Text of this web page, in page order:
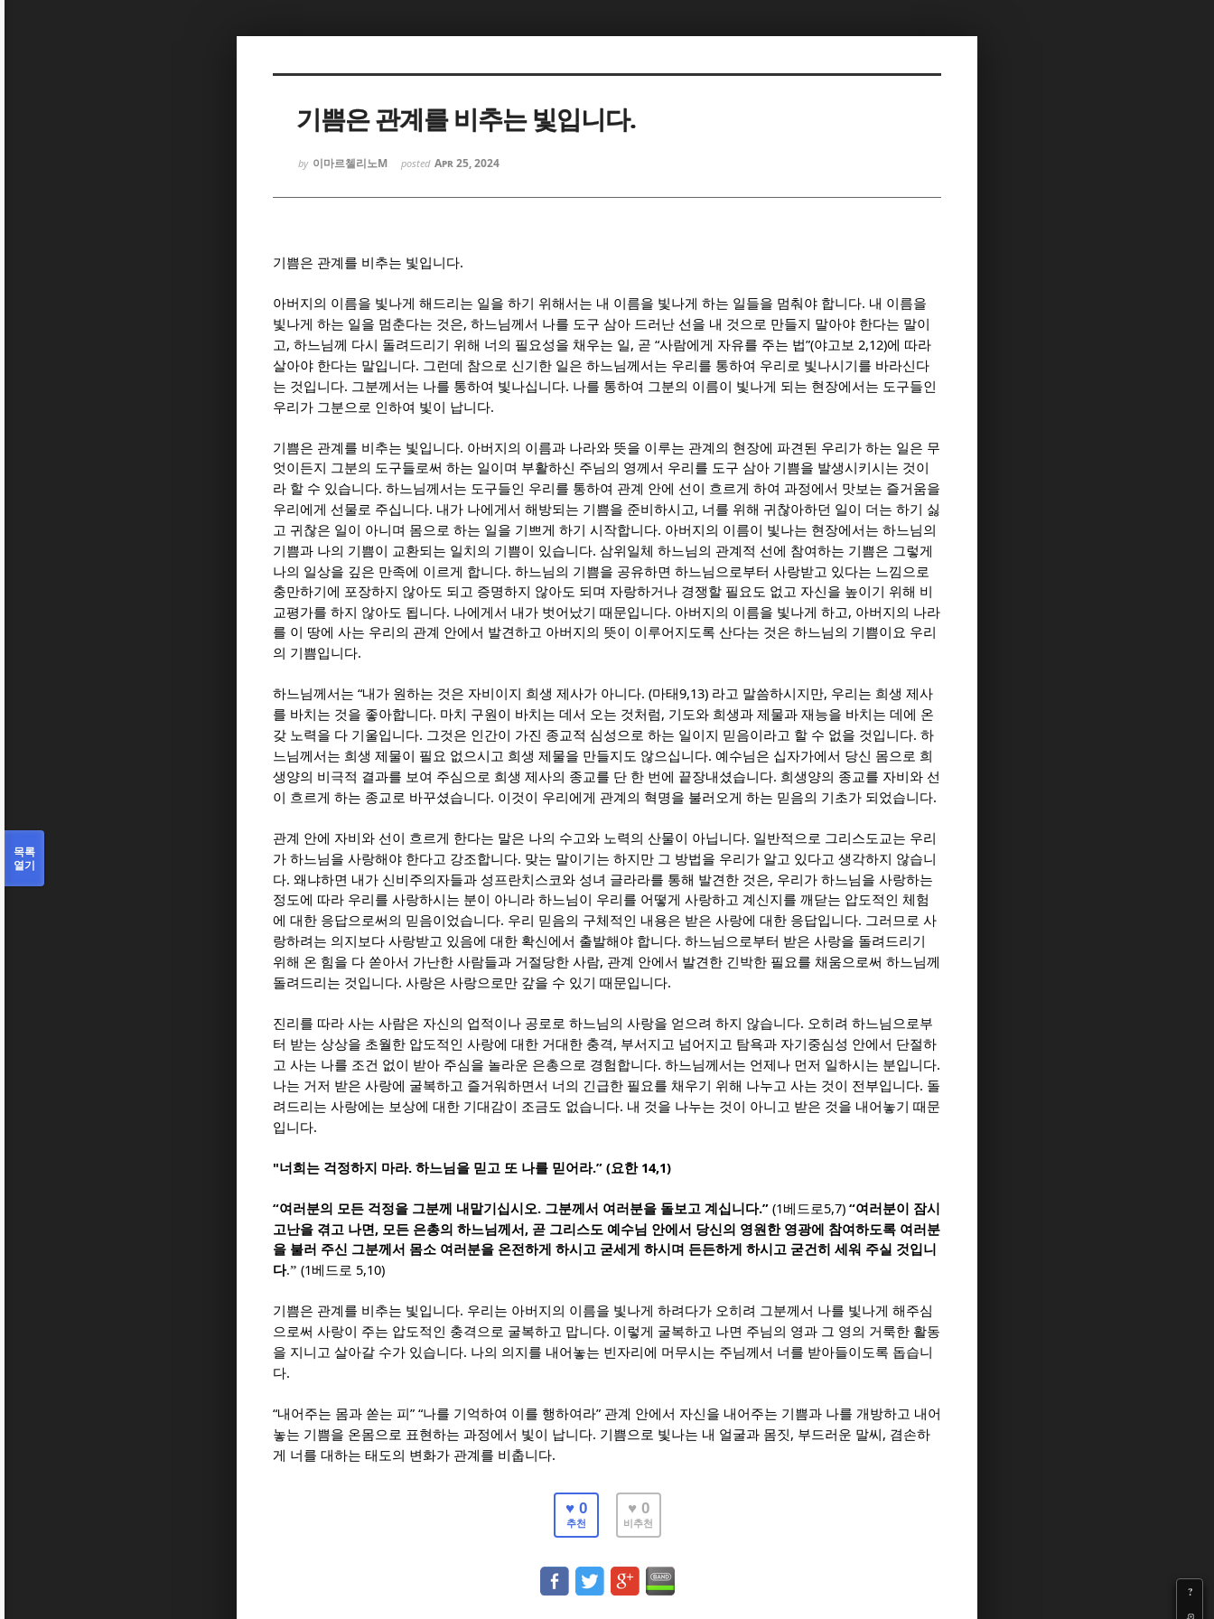
기쁨은 관계를 비추는 빛입니다.
by 이마르첼리노M posted Apr 25, 2024
?
기쁨은 관계를 비추는 빛입니다.
아버지의 이름을 빛나게 해드리는 일을 하기 위해서는 내 이름을 빛나게 하는 일들을 멈춰야 합니다. 내 이름을
빛나게 하는 일을 멈춘다는 것은, 하느님께서 나를 도구 삼아 드러난 선을 내 것으로 만들지 말아야 한다는 말이
고, 하느님께 다시 돌려드리기 위해 너의 필요성을 채우는 일, 곧 “사람에게 자유를 주는 법”(야고보 2,12)에 따라
살아야 한다는 말입니다. 그런데 참으로 신기한 일은 하느님께서는 우리를 통하여 우리로 빛나시기를 바라신다
는 것입니다. 그분께서는 나를 통하여 빛나십니다. 나를 통하여 그분의 이름이 빛나게 되는 현장에서는 도구들인
우리가 그분으로 인하여 빛이 납니다.
기쁨은 관계를 비추는 빛입니다. 아버지의 이름과 나라와 뜻을 이루는 관계의 현장에 파견된 우리가 하는 일은 무
엇이든지 그분의 도구들로써 하는 일이며 부활하신 주님의 영께서 우리를 도구 삼아 기쁨을 발생시키시는 것이
라 할 수 있습니다. 하느님께서는 도구들인 우리를 통하여 관계 안에 선이 흐르게 하여 과정에서 맛보는 즐거움을
우리에게 선물로 주십니다. 내가 나에게서 해방되는 기쁨을 준비하시고, 너를 위해 귀찮아하던 일이 더는 하기 싫
고 귀찮은 일이 아니며 몸으로 하는 일을 기쁘게 하기 시작합니다. 아버지의 이름이 빛나는 현장에서는 하느님의
기쁨과 나의 기쁨이 교환되는 일치의 기쁨이 있습니다. 삼위일체 하느님의 관계적 선에 참여하는 기쁨은 그렇게
나의 일상을 깊은 만족에 이르게 합니다. 하느님의 기쁨을 공유하면 하느님으로부터 사랑받고 있다는 느낌으로
충만하기에 포장하지 않아도 되고 증명하지 않아도 되며 자랑하거나 경쟁할 필요도 없고 자신을 높이기 위해 비
교평가를 하지 않아도 됩니다. 나에게서 내가 벗어났기 때문입니다. 아버지의 이름을 빛나게 하고, 아버지의 나라
를 이 땅에 사는 우리의 관계 안에서 발견하고 아버지의 뜻이 이루어지도록 산다는 것은 하느님의 기쁨이요 우리
의 기쁨입니다.
하느님께서는 “내가 원하는 것은 자비이지 희생 제사가 아니다. (마태9,13) 라고 말씀하시지만, 우리는 희생 제사
를 바치는 것을 좋아합니다. 마치 구원이 바치는 데서 오는 것처럼, 기도와 희생과 제물과 재능을 바치는 데에 온
갖 노력을 다 기울입니다. 그것은 인간이 가진 종교적 심성으로 하는 일이지 믿음이라고 할 수 없을 것입니다. 하
느님께서는 희생 제물이 필요 없으시고 희생 제물을 만들지도 않으십니다. 예수님은 십자가에서 당신 몸으로 희
생양의 비극적 결과를 보여 주심으로 희생 제사의 종교를 단 한 번에 끝장내셨습니다. 희생양의 종교를 자비와 선
이 흐르게 하는 종교로 바꾸셨습니다. 이것이 우리에게 관계의 혁명을 불러오게 하는 믿음의 기초가 되었습니다.
관계 안에 자비와 선이 흐르게 한다는 말은 나의 수고와 노력의 산물이 아닙니다. 일반적으로 그리스도교는 우리
가 하느님을 사랑해야 한다고 강조합니다. 맞는 말이기는 하지만 그 방법을 우리가 알고 있다고 생각하지 않습니
다. 왜냐하면 내가 신비주의자들과 성프란치스코와 성녀 글라라를 통해 발견한 것은, 우리가 하느님을 사랑하는
정도에 따라 우리를 사랑하시는 분이 아니라 하느님이 우리를 어떻게 사랑하고 계신지를 깨닫는 압도적인 체험
에 대한 응답으로써의 믿음이었습니다. 우리 믿음의 구체적인 내용은 받은 사랑에 대한 응답입니다. 그러므로 사
랑하려는 의지보다 사랑받고 있음에 대한 확신에서 출발해야 합니다. 하느님으로부터 받은 사랑을 돌려드리기
위해 온 힘을 다 쏟아서 가난한 사람들과 거절당한 사람, 관계 안에서 발견한 긴박한 필요를 채움으로써 하느님께
돌려드리는 것입니다. 사랑은 사랑으로만 갚을 수 있기 때문입니다.
진리를 따라 사는 사람은 자신의 업적이나 공로로 하느님의 사랑을 얻으려 하지 않습니다. 오히려 하느님으로부
터 받는 상상을 초월한 압도적인 사랑에 대한 거대한 충격, 부서지고 넘어지고 탐욕과 자기중심성 안에서 단절하
고 사는 나를 조건 없이 받아 주심을 놀라운 은총으로 경험합니다. 하느님께서는 언제나 먼저 일하시는 분입니다.
나는 거저 받은 사랑에 굴복하고 즐거워하면서 너의 긴급한 필요를 채우기 위해 나누고 사는 것이 전부입니다. 돌
려드리는 사랑에는 보상에 대한 기대감이 조금도 없습니다. 내 것을 나누는 것이 아니고 받은 것을 내어놓기 때문
입니다.
"너희는 걱정하지 마라. 하느님을 믿고 또 나를 믿어라.” (요한 14,1)
“여러분의 모든 걱정을 그분께 내맡기십시오. 그분께서 여러분을 돌보고 계십니다.” (1베드로5,7) “여러분이 잠시
고난을 겪고 나면, 모든 은총의 하느님께서 , 곧 그리스도 예수님 안에서 당신의 영원한 영광에 참여하도록 여러분
을 불러 주신 그분께서 몸소 여러분을 온전하게 하시고 굳세게 하시며 든든하게 하시고 굳건히 세워 주실 것입니
다.” (1베드로 5,10)
기쁨은 관계를 비추는 빛입니다. 우리는 아버지의 이름을 빛나게 하려다가 오히려 그분께서 나를 빛나게 해주심
으로써 사랑이 주는 압도적인 충격으로 굴복하고 맙니다. 이렇게 굴복하고 나면 주님의 영과 그 영의 거룩한 활동
을 지니고 살아갈 수가 있습니다. 나의 의지를 내어놓는 빈자리에 머무시는 주님께서 너를 받아들이도록 돕습니
다.
“내어주는 몸과 쏟는 피 ” “나를 기억하여 이를 행하여라” 관계 안에서 자신을 내어주는 기쁨과 나를 개방하고 내어
놓는 기쁨을 온몸으로 표현하는 과정에서 빛이 납니다. 기쁨으로 빛나는 내 얼굴과 몸짓, 부드러운 말씨 , 겸손하
게 너를 대하는 태도의 변화가 관계를 비춥니다.
♥ 0
추천
♥ 0
비추천
목록
열기
Sketchbook5, 스케치북5
Sketchbook5, 스케치북5